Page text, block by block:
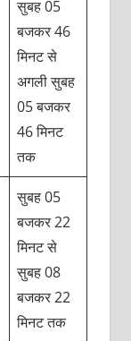
सुबह 05
बजकर 46
मिनट से
अगली सुबह
05 बजकर
46 मिनट
तक
सुबह 05
बजकर 22
मिनट से
सुबह 08
बजकर 22
मिनट तक